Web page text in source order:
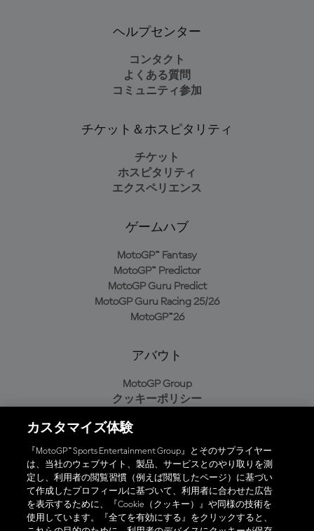
ヘルプセンター
コンタクト
よくある質問
コミュニティ参加
チケット＆ホスピタリティ
チケット
ホスピタリティ
エクスペリエンス
ゲームハブ
MotoGP™ Fantasy
MotoGP™ Predictor
MotoGP Guru Predict
MotoGP Guru Racing 25/26
MotoGP™26
アバウト
MotoGP Group
クッキーポリシー
プライバシーポリシー
購入ポリシー
オフィシャルアプリ
カスタマイズ体験
『MotoGP™ Sports Entertainment Group』とそのサプライヤー
は、当社のウェブサイト、製品、サービスとのやり取りを測
定し、利用者の閲覧習慣（例えば閲覧したページ）に基づい
て作成したプロフィールに基づいて、利用者に合わせた広告
を表示するために、『Cookie（クッキー）』や同様の技術を
使用しています。『全てを有効にする』をクリックすると、